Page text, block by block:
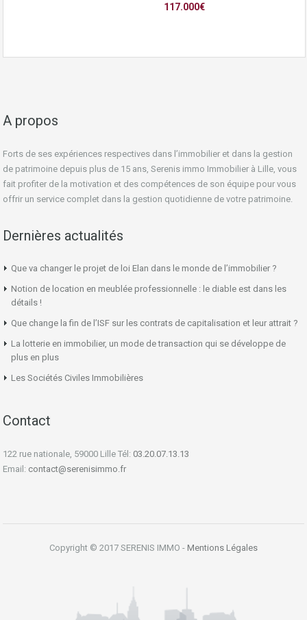
117.000€
A propos
Forts de ses expériences respectives dans l’immobilier et dans la gestion
de patrimoine depuis plus de 15 ans, Serenis immo Immobilier à Lille, vous
fait profiter de la motivation et des compétences de son équipe pour vous
offrir un service complet dans la gestion quotidienne de votre patrimoine.
Dernières actualités
Que va changer le projet de loi Elan dans le monde de l’immobilier ?
Notion de location en meublée professionnelle : le diable est dans les
détails !
Que change la fin de l’ISF sur les contrats de capitalisation et leur attrait ?
La lotterie en immobilier, un mode de transaction qui se développe de
plus en plus
Les Sociétés Civiles Immobilières
Contact
122 rue nationale, 59000 Lille Tél: 03.20.07.13.13
Email: contact@serenisimmo.fr
Copyright © 2017 SERENIS IMMO - Mentions Légales